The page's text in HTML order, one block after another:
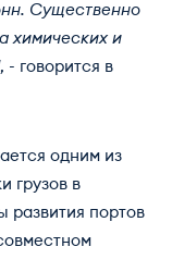
Существенно
химических и
, - говорится в
одним из
грузов в
развития портов